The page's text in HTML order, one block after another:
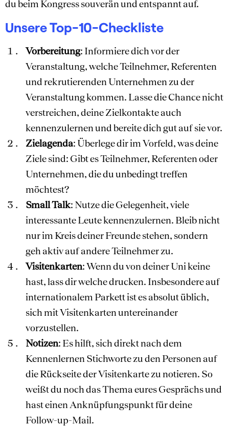
du beim Kongress souverän und entspannt auf.
Unsere Top-10-Checkliste
Vorbereitung: Informiere dich vor der
Veranstaltung, welche Teilnehmer, Referenten
und rekrutierenden Unternehmen zu der
Veranstaltung kommen. Lasse die Chance nicht
verstreichen, deine Zielkontakte auch
kennenzulernen und bereite dich gut auf sie vor.
Zielagenda: Überlege dir im Vorfeld, was deine
Ziele sind: Gibt es Teilnehmer, Referenten oder
Unternehmen, die du unbedingt treffen
möchtest?
Small Talk: Nutze die Gelegenheit, viele
interessante Leute kennenzulernen. Bleib nicht
nur im Kreis deiner Freunde stehen, sondern
geh aktiv auf andere Teilnehmer zu.
Visitenkarten: Wenn du von deiner Uni keine
hast, lass dir welche drucken. Insbesondere auf
internationalem Parkett ist es absolut üblich,
sich mit Visitenkarten untereinander
vorzustellen.
Notizen: Es hilft, sich direkt nach dem
Kennenlernen Stichworte zu den Personen auf
die Rückseite der Visitenkarte zu notieren. So
weißt du noch das Thema eures Gesprächs und
hast einen Anknüpfungspunkt für deine
Follow-up-Mail.